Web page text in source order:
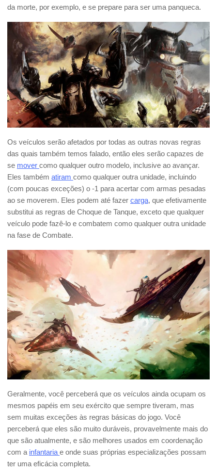
da morte, por exemplo, e se prepare para ser uma panqueca.
Os veículos serão afetados por todas as outras novas regras
das quais também temos falado, então eles serão capazes de
se mover como qualquer outro modelo, inclusive ao avançar.
Eles também atiram como qualquer outra unidade, incluindo
(com poucas exceções) o -1 para acertar com armas pesadas
ao se moverem. Eles podem até fazer carga, que efetivamente
substitui as regras de Choque de Tanque, exceto que qualquer
veículo pode fazê-lo e combatem como qualquer outra unidade
na fase de Combate.
Geralmente, você perceberá que os veículos ainda ocupam os
mesmos papéis em seu exército que sempre tiveram, mas
sem muitas exceções às regras básicas do jogo. Você
perceberá que eles são muito duráveis, provavelmente mais do
que são atualmente, e são melhores usados em coordenação
com a infantaria e onde suas próprias especializações possam
ter uma eficácia completa.